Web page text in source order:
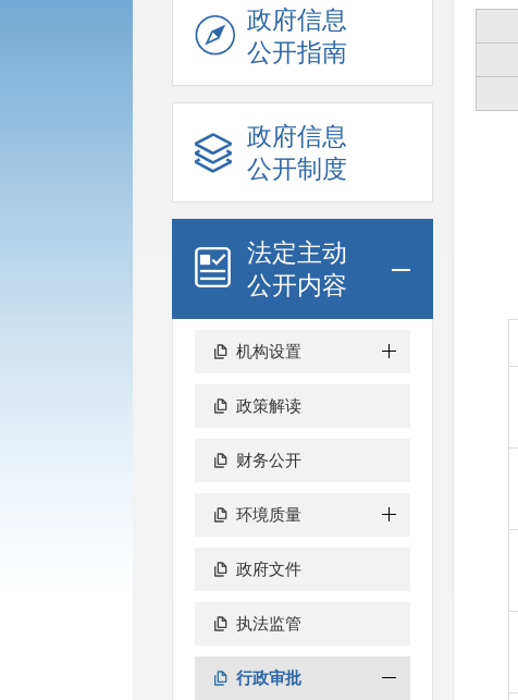
政府信息
公开指南
政府信息
公开制度
法定主动
公开内容
机构设置
政策解读
财务公开
环境质量
政府文件
执法监管
行政审批